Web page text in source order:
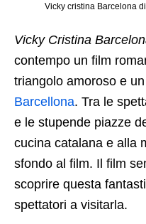
Vicky cristina Barcelona
Vicky Cristina
contempo un film
triangolo amoroso e
Barcellona. Tra le
e le stupende piazze
cucina catalana e alla
sfondo al film. Il film
scoprire questa
spettatori a visitarla.